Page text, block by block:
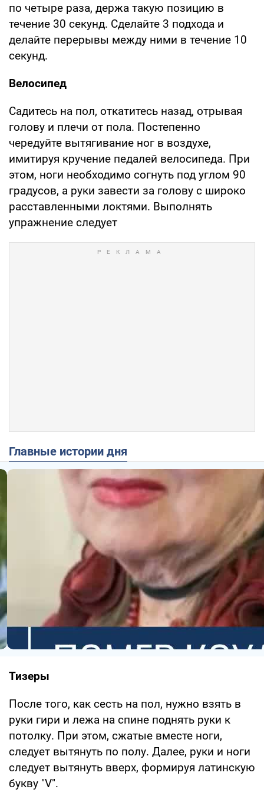
по четыре раза, держа такую позицию в
течение 30 секунд. Сделайте 3 подхода и
делайте перерывы между ними в течение 10
секунд.
Велосипед
Садитесь на пол, откатитесь назад, отрывая
голову и плечи от пола. Постепенно
чередуйте вытягивание ног в воздухе,
имитируя кручение педалей велосипеда. При
этом, ноги необходимо согнуть под углом 90
градусов, а руки завести за голову с широко
расставленными локтями. Выполнять
упражнение следует
Главные истории дня
Тизеры
После того, как сесть на пол, нужно взять в
руки гири и лежа на спине поднять руки к
потолку. При этом, сжатые вместе ноги,
следует вытянуть по полу. Далее, руки и ноги
следует вытянуть вверх, формируя латинскую
букву "V".